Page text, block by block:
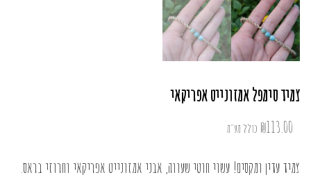
צמיד סימפל אמזונייט אפריקאי
₪113.00 כולל מע"מ
צמיד עדין ומקסים! עשוי חוטי שעווה, אבני אמזונייט אפריקאי וחרוזי בראס.